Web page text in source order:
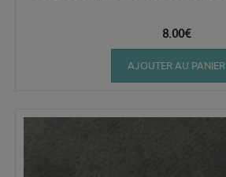
8.00€
AJOUTER AU PANIER